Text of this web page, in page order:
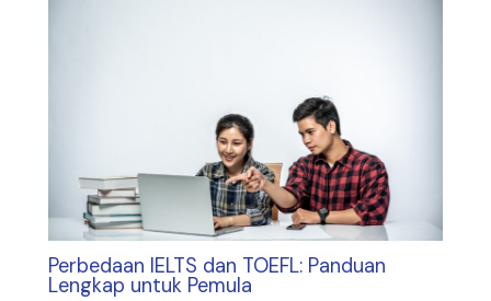
Perbedaan IELTS dan TOEFL: Panduan
Lengkap untuk Pemula